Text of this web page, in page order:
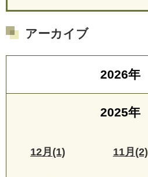
アーカイブ
2026年
2025年
12月(1) 11月(2)